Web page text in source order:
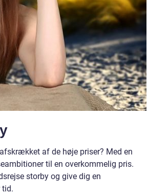
af de høje priser? Med en
til en overkommelig pris.
storby og give dig en
tid.